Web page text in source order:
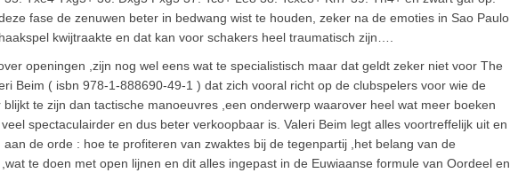
fase de zenuwen beter in bedwang wist te houden, zeker na de emoties in Sao Paulo
kwijtraakte en dat kan voor schakers heel traumatisch zijn….
openingen ,zijn nog wel eens wat te specialistisch maar dat geldt zeker niet voor The
Beim ( isbn 978-1-888690-49-1 ) dat zich vooral richt op de clubspelers voor wie de
te zijn dan tactische manoeuvres ,een onderwerp waarover heel wat meer boeken
spectaculairder en dus beter verkoopbaar is. Valeri Beim legt alles voortreffelijk uit en
de orde : hoe te profiteren van zwaktes bij de tegenpartij ,het belang van de
te doen met open lijnen en dit alles ingepast in de Euwiaanse formule van Oordeel en